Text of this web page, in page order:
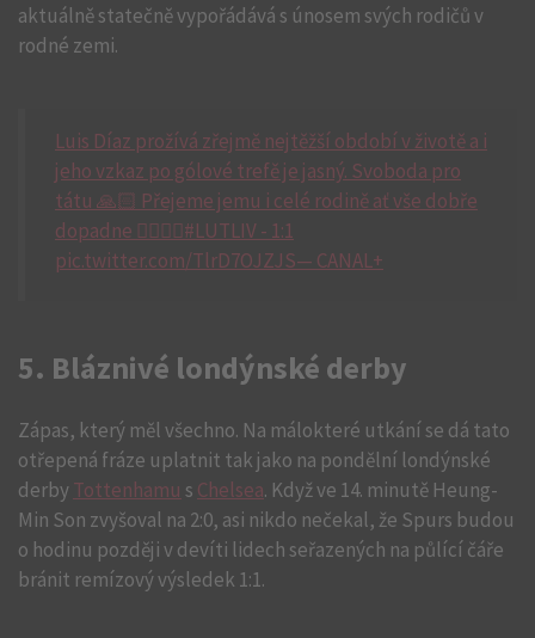
aktuálně statečně vypořádává s únosem svých rodičů v
rodné zemi.
Luis Díaz prožívá zřejmě nejtěžší období v životě a i
jeho vzkaz po gólové trefě je jasný. Svoboda pro
tátu 🙏🏻 Přejeme jemu i celé rodině ať vše dobře
dopadne ✊🏻🇨🇴#LUTLIV - 1:1
pic.twitter.com/TlrD7OJZJS— CANAL+
5. Bláznivé londýnské derby
Zápas, který měl všechno. Na málokteré utkání se dá tato
otřepená fráze uplatnit tak jako na pondělní londýnské
derbyTottenhamu s Chelsea. Když ve 14. minutě Heung-
Min Son zvyšoval na 2:0, asi nikdo nečekal, že Spurs budou
o hodinu později v devíti lidech seřazených na půlící čáře
bránit remízový výsledek 1:1.